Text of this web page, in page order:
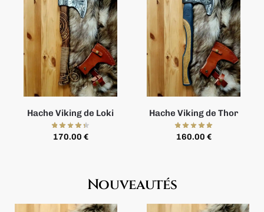
Hache Viking de Loki
170.00 €
Hache Viking de Thor
160.00 €
Nouveautés